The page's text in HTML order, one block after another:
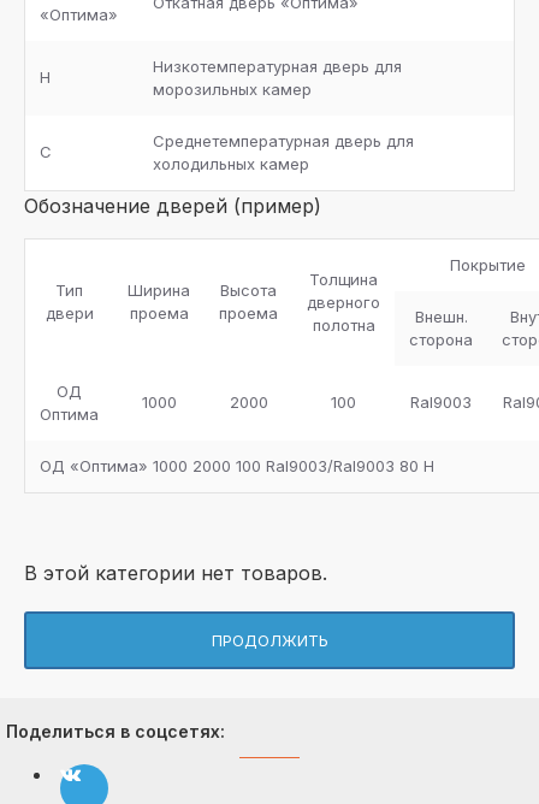
«Оптима»
Н
Низкотемпературная дверь для
морозильных камер
С
Среднетемпературная дверь для
холодильных камер
Обозначение дверей (пример)
Тип
двери
Ширина
проема
Высота
проема
Толщина
дверного
полотна
Покрытие
Внешн.
сторона
ОД
Оптима
1000 2000 100 Ral9003
ОД «Оптима» 1000 2000 100 Ral9003/Ral9003 80 Н
В этой категории нет товаров.
ПРОДОЛЖИТЬ
Поделиться в соцсетях: